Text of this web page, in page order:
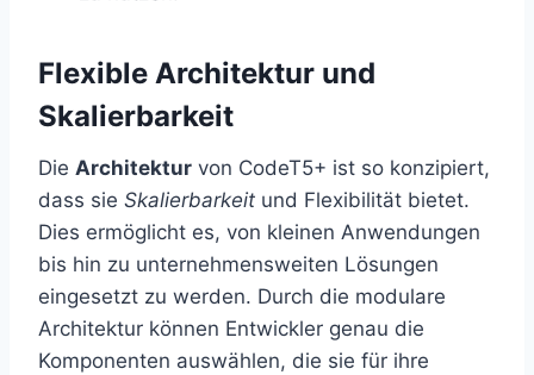
Flexible Architektur und
Skalierbarkeit
Die Architektur von CodeT5+ ist so konzipiert,
dass sie Skalierbarkeit und Flexibilität bietet.
Dies ermöglicht es, von kleinen Anwendungen
bis hin zu unternehmensweiten Lösungen
eingesetzt zu werden. Durch die modulare
Architektur können Entwickler genau die
Komponenten auswählen, die sie für ihre